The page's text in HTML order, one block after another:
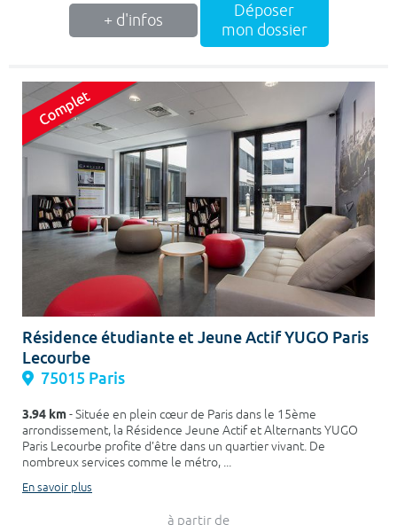
+ d'infos
Déposer
mon dossier
Résidence étudiante et Jeune Actif YUGO Paris
Lecourbe
75015 Paris
3.94 km- Située en plein cœur de Paris dans le 15ème
arrondissement, la Résidence Jeune Actif et Alternants YUGO
Paris Lecourbe profite d’être dans un quartier vivant. De
nombreux services comme le métro, ...
En savoir plus
à partir de